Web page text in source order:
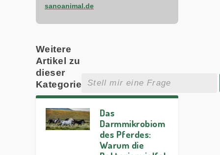
sanoanimal.de
Weitere
Artikel zu
dieser
Kategorie
Das
Darmmikrobiom
des Pferdes:
Warum die